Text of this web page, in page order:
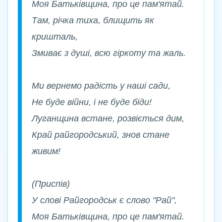
Моя Батьківщина, про це пам'ятай.
Там, річка тиха, блищить як
кришталь,
Змиває з душі, всю гіркоту та жаль.
Ми вернемо радість у наші сади,
Не буде війни, і не буде біди!
Луганщина встане, розвіється дим,
Край райгородський, знов стане
живим!
(Приспів)
У слові Райгородськ є слово "Рай",
Моя Батьківщина, про це пам'ятай.